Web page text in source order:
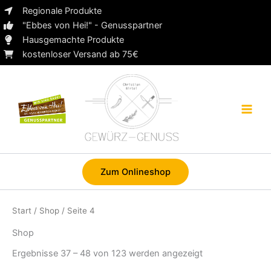
Zum
Inhalt
springen
Regionale Produkte
"Ebbes von Hei!" - Genusspartner
Hausgemachte Produkte
kostenloser Versand ab 75€
Zum Onlineshop
Start / Shop / Seite 4
Shop
Ergebnisse 37 – 48 von 123 werden angezeigt